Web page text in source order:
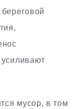
мусор, в том